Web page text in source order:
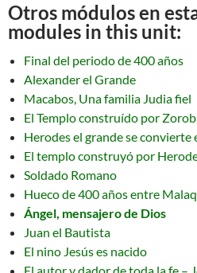
Otros módulos en
modules in this unit:
Final del periodo de 400 años
Alexander el Grande
Macabos, Una familia Judia fiel
El Templo construído por
Herodes el grande se convierte
El templo construyó por
Soldado Romano
Hueco de 400 años entre
Ángel, mensajero de Dios
Juan el Bautista
El nino Jesús es nacido